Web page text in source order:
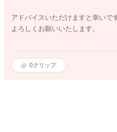
アドバイスいただけますと幸いです
よろしくお願いいたします。
0クリップ